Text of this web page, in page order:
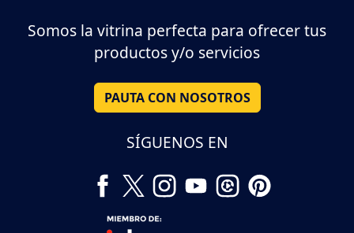
Somos la vitrina perfecta para ofrecer tus
productos y/o servicios
PAUTA CON NOSOTROS
SÍGUENOS EN